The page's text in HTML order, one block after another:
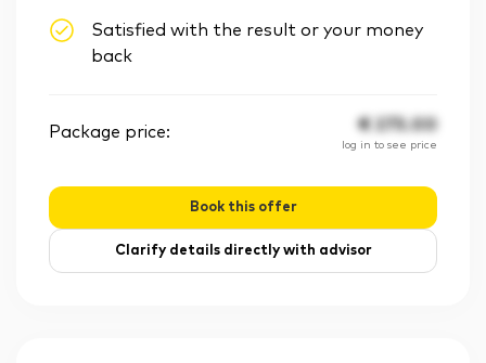
Satisfied with the result or your money
back
Package price: € 275.00
log in to see price
Book this offer
Clarify details directly with advisor